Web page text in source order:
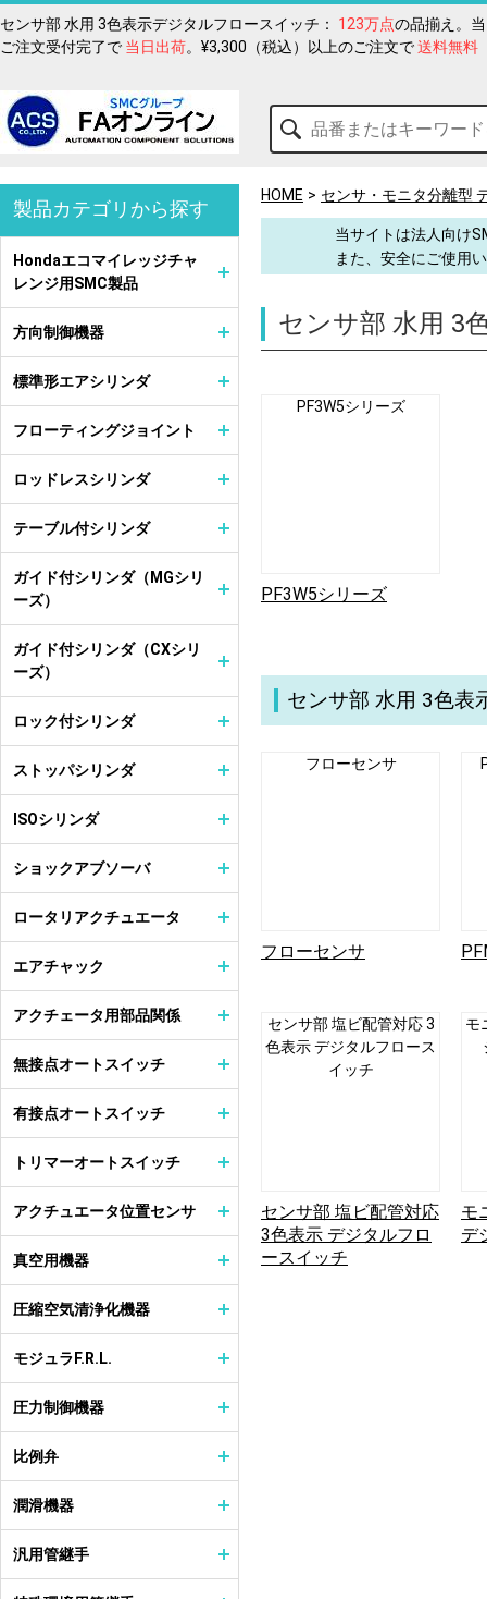
センサ部 水用 3色表示デジタルフロースイッチ： 123万点の品揃え。
ご注文受付完了で 当日出荷。¥3,300（税込）以上のご注文で送料無料
HOME センサ・モニタ分離型
当サイトは法人向け
また、安全にご使用
センサ部 水用 3
PF3W5シリーズ
PF3W5シリーズ
センサ部 水用 3色表
フローセンサ
フローセンサ
センサ部 塩ビ配管対応 3
色表示 デジタルフロース
イッチ
センサ部 塩ビ配管対応
3色表示 デジタルフロ
ースイッチ
モ
モ
デ
製品カテゴリから探す
Hondaエコマイレッジチャ
レンジ用SMC製品
方向制御機器
標準形エアシリンダ
フローティングジョイント
ロッドレスシリンダ
テーブル付シリンダ
ガイド付シリンダ（MGシリ
ーズ）
ガイド付シリンダ（CXシリ
ーズ）
ロック付シリンダ
ストッパシリンダ
ISOシリンダ
ショックアブソーバ
ロータリアクチュエータ
エアチャック
アクチェータ用部品関係
無接点オートスイッチ
有接点オートスイッチ
トリマーオートスイッチ
アクチュエータ位置センサ
真空用機器
圧縮空気清浄化機器
モジュラF.R.L.
圧力制御機器
比例弁
潤滑機器
汎用管継手